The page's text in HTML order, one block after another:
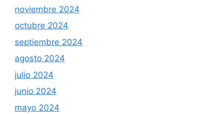
noviembre 2024
octubre 2024
septiembre 2024
agosto 2024
julio 2024
junio 2024
mayo 2024